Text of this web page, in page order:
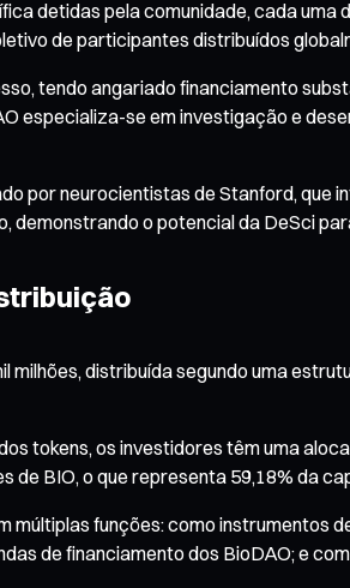
detidas pela comunidade, cada
de participantes distribuídos
tendo angariado financiamento
especializa-se em investigação e
por neurocientistas de Stanford,
demonstrando o potencial da DeSci
milhões, distribuída segundo uma
tokens, os investidores têm uma
de BIO, o que representa 59,18% da
múltiplas funções: como
de financiamento dos BioDAO; e